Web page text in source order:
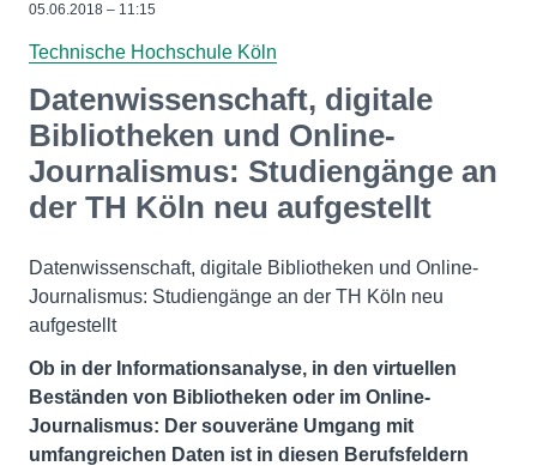
05.06.2018 – 11:15
Technische Hochschule Köln
Datenwissenschaft, digitale
Bibliotheken und Online-
Journalismus: Studiengänge an
der TH Köln neu aufgestellt
Datenwissenschaft, digitale Bibliotheken und Online-
Journalismus: Studiengänge an der TH Köln neu
aufgestellt
Ob in der Informationsanalyse, in den virtuellen
Beständen von Bibliotheken oder im Online-
Journalismus: Der souveräne Umgang mit
umfangreichen Daten ist in diesen Berufsfeldern